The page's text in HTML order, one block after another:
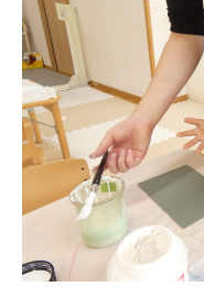
今日の幼稚園
園児募集要項
教職員募集
園のこと
園舎案内